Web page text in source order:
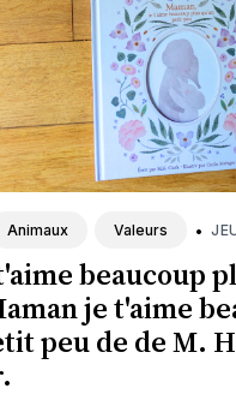
Animaux Valeurs •
beaucoup
je t'aime
peu de de M.